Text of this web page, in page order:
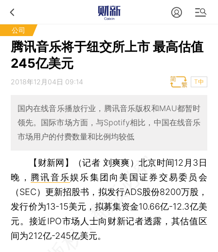
公司
腾讯音乐将于纽交所上市 最高估值
245亿美元
2018年12月04日 09:14 T中
国内在线音乐播放行业，腾讯音乐版权和MAU都暂时
领先。国际市场方面，与Spotify相比，中国在线音乐
市场用户的付费数量和比例均较低
【财新网】（记者 刘爽爽） 北京时间12月3日
晚， 腾讯音乐娱乐集团向美国证券交易委员会
（SEC）更新招股书，拟发行ADS股份8200万股，
发行价为13-15美元，拟募集资金10.66亿-12.3亿美
元。接近IPO市场人士向财新记者透露，其估值区
间为212亿-245亿美元。